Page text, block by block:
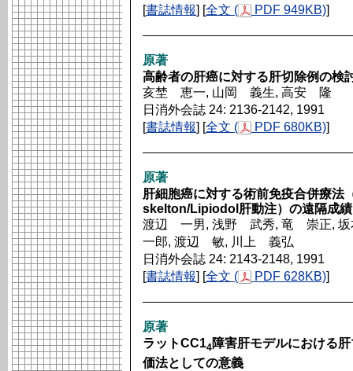
[書誌情報] [全文 ( PDF 949KB)]
原著
高齢者の肝癌に対する肝切除例の検
亥埜 恵一, 山岡 義生, 高安 隆
日消外会誌 24: 2136-2142, 1991
[書誌情報] [全文 ( PDF 680KB)]
原著
肝細胞癌に対する術前免疫合併療
skelton/Lipiodol肝動注）の遠隔成
渡辺 一男, 浅野 武秀, 竜 崇正,
一郎, 渡辺 敏, 川上 義弘
日消外会誌 24: 2143-2148, 1991
[書誌情報] [全文 ( PDF 628KB)]
原著
ラットCC14障害肝モデルにおける
価法としての意義